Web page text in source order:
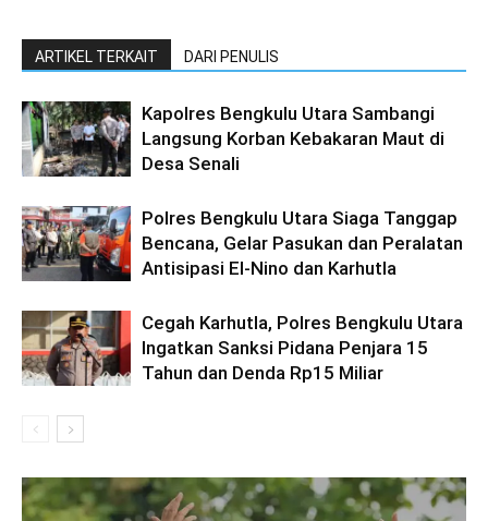
ARTIKEL TERKAIT DARI PENULIS
Kapolres Bengkulu Utara Sambangi
Langsung Korban Kebakaran Maut di
Desa Senali
Polres Bengkulu Utara Siaga Tanggap
Bencana, Gelar Pasukan dan Peralatan
Antisipasi El-Nino dan Karhutla
Cegah Karhutla, Polres Bengkulu Utara
Ingatkan Sanksi Pidana Penjara 15
Tahun dan Denda Rp15 Miliar